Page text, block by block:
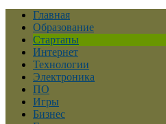
Главная
Образование
Стартапы
Интернет
Технологии
Электроника
ПО
Игры
Бизнес